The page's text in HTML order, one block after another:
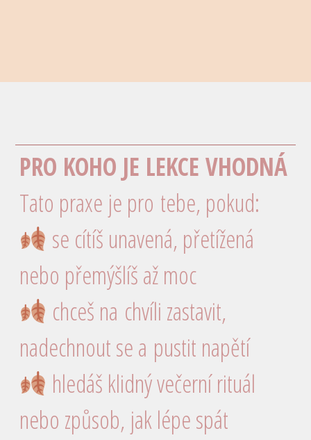
PRO KOHO JE LEKCE VHODNÁ
Tato praxe je pro tebe, pokud:
se cítíš unavená, přetížená
nebo přemýšlíš až moc
chceš na chvíli zastavit,
nadechnout se a pustit napětí
hledáš klidný večerní rituál
nebo způsob, jak lépe spát